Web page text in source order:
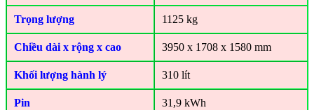
Trọng lượng 1125 kg
Chiều dài x rộng x cao 3950 x 1708 x 1580 mm
Khối lượng hành lý 310 lít
Pin 31,9 kWh